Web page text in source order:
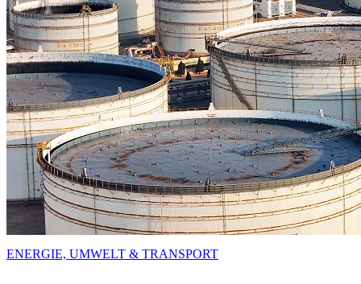
ENERGIE, UMWELT & TRANSPORT